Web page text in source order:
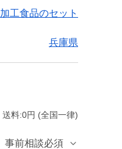
加工食品のセット
兵庫県
送料:0円 (全国一律)
事前相談必須